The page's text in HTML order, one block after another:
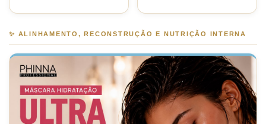
✨ ALINHAMENTO, RECONSTRUÇÃO E NUTRIÇÃO INTERNA